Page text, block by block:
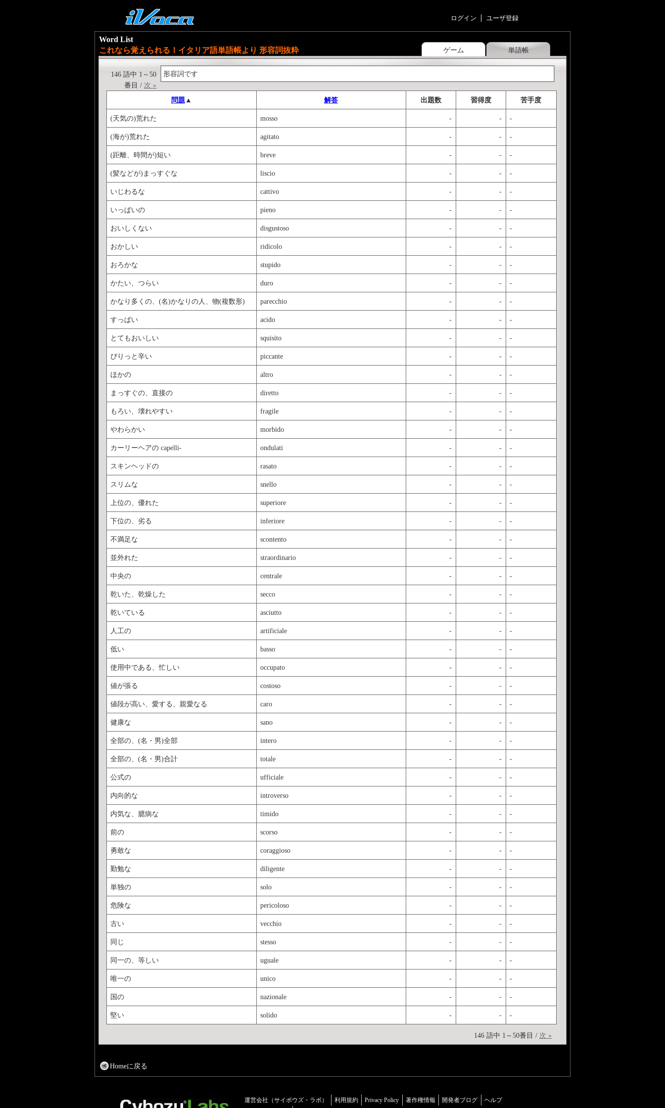
ログイン ユーザ登録
ゲーム 単語帳
Word List
これなら覚えられる！イタリア語単語帳より 形容詞抜粋
形容詞です
146 語中 1～50
番目 / 次 »
問題 ▲ 解答 出題数 習得度 苦手度
(天気の)荒れた mosso - - -
(海が)荒れた agitato - - -
(距離、時間が)短い breve - - -
(髪などが)まっすぐな liscio - - -
いじわるな cattivo - - -
いっぱいの pieno - - -
おいしくない disgustoso - - -
おかしい ridicolo - - -
おろかな stupido - - -
かたい、つらい duro - - -
かなり多くの、(名)かなりの人、物(複数形) parecchio - - -
すっぱい acido - - -
とてもおいしい squisito - - -
ぴりっと辛い piccante - - -
ほかの altro - - -
まっすぐの、直接の diretto - - -
もろい、壊れやすい fragile - - -
やわらかい morbido - - -
カーリーヘアの capelli- ondulati - - -
スキンヘッドの rasato - - -
スリムな snello - - -
上位の、優れた superiore - - -
下位の、劣る inferiore - - -
不満足な scontento - - -
並外れた straordinario - - -
中央の centrale - - -
乾いた、乾燥した secco - - -
乾いている asciutto - - -
人工の artificiale - - -
低い basso - - -
使用中である、忙しい occupato - - -
値が張る costoso - - -
値段が高い、愛する、親愛なる caro - - -
健康な sano - - -
全部の、(名・男)全部 intero - - -
全部の、(名・男)合計 totale - - -
公式の ufficiale - - -
内向的な introverso - - -
内気な、臆病な timido - - -
前の scorso - - -
勇敢な coraggioso - - -
勤勉な diligente - - -
単独の solo - - -
危険な pericoloso - - -
古い vecchio - - -
同じ stesso - - -
同一の、等しい uguale - - -
唯一の unico - - -
国の nazionale - - -
堅い solido - - -
146 語中 1～50番目 / 次 »
Homeに戻る
運営会社（サイボウズ・ラボ） 利用規約 Privacy Policy 著作権情報 開発者ブログ ヘルプ